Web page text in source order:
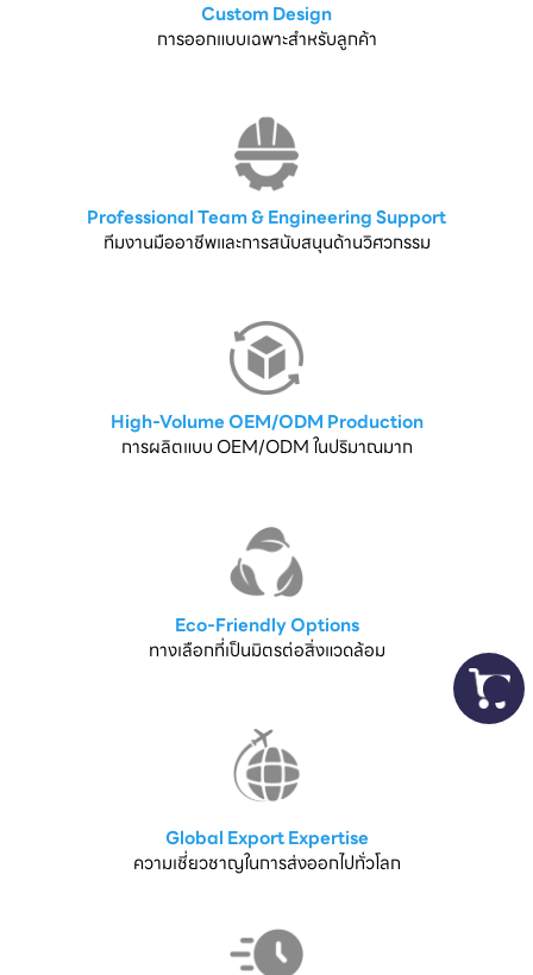
Custom Design
การออกแบบเฉพาะสำหรับลูกค้า
Professional Team & Engineering Support
ทีมงานมืออาชีพและการสนับสนุนด้านวิศวกรรม
High-Volume OEM/ODM Production
การผลิตแบบ OEM/ODM ในปริมาณมาก
Eco-Friendly Options
ทางเลือกที่เป็นมิตรต่อสิ่งแวดล้อม
Global Export Expertise
ความเชี่ยวชาญในการส่งออกไปทั่วโลก